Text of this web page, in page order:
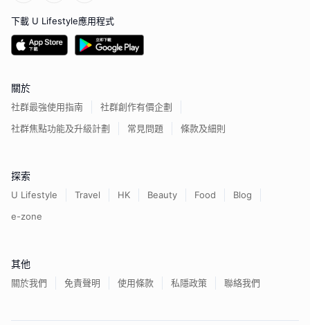
下載 U Lifestyle應用程式
關於
社群最強使用指南
社群創作有價企劃
社群焦點功能及升級計劃
常見問題 條款及細則
探索
U Lifestyle Travel HK Beauty Food
Blog
e-zone
其他
關於我們 免責聲明 使用條款 私隱政策 聯絡我們